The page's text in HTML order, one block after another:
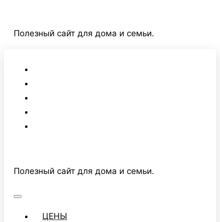
содержимому
Полезный сайт для дома и семьи.
Полезный сайт для дома и семьи.
ЦЕНЫ